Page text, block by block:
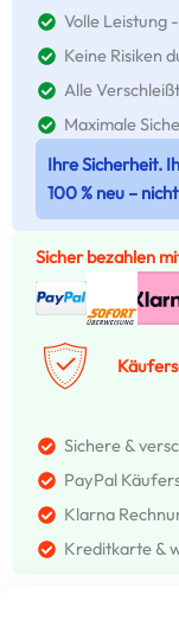
Volle Leistung
Keine Risiken
Alle
Maximale
Ihre Sicherheit.
100 % neu –
Sicher bezahlen
Sichere &
PayPal
Klarna
Kreditkarte &